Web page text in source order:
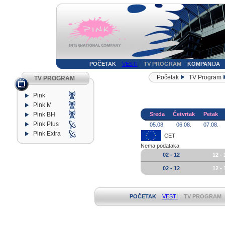
POČETAK VESTI TV PROGRAM KOMPANIJA
TV PROGRAM
Pink
Pink M
Pink BH
Pink Plus
Pink Extra
Početak TV Program
Sreda Četvrtak
Petak
05.08.
06.08.
07.08.
CET
Nema podataka
02 - 12
12 -
02 - 12 12 -
POČETAK VESTI TV PROGRAM